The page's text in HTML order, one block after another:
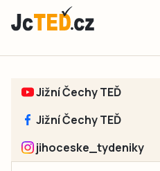
Jižní Čechy TEĎ
Jižní Čechy TEĎ
jihoceske_tydeniky